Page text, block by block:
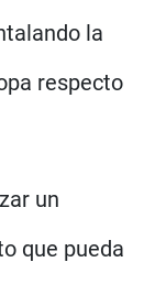
la
respecto
un
que pueda